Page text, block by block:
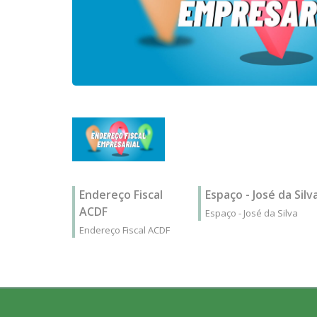
Endereço Fiscal
ACDF
Endereço Fiscal ACDF
Espaço - José da
Espaço - José da Silva